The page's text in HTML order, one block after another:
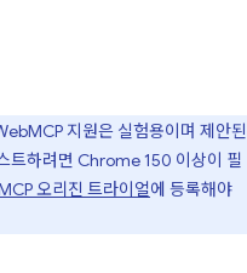
지원은 실험용이며 제안된
트하려면 Chrome 150 이상이 필
오리진 트라이얼에 등록해야